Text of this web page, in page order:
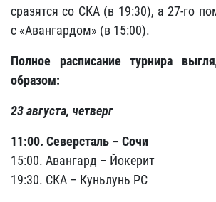
сразятся со СКА (в 19:30), а 27-го
с «Авангардом» (в 15:00).
Полное расписание турнира
образом:
23 августа, четверг
11:00. Северсталь – Сочи
15:00. Авангард – Йокерит
19:30. СКА – Куньлунь РС